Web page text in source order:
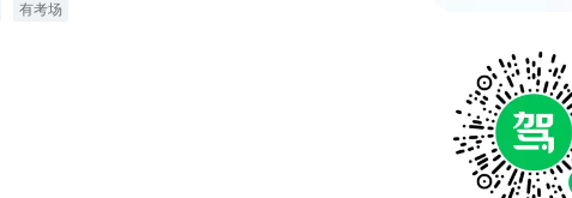
有考场